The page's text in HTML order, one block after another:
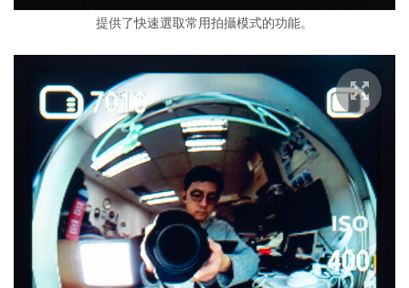
提供了快速選取常用拍攝模式的功能。